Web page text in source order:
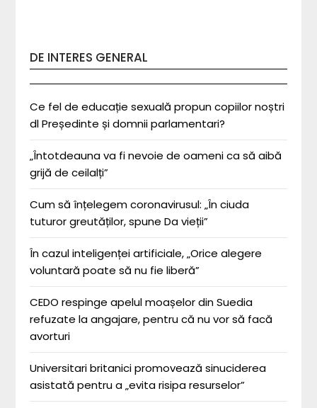
DE INTERES GENERAL
Ce fel de educație sexuală propun copiilor noștri
dl Președinte și domnii parlamentari?
„Întotdeauna va fi nevoie de oameni ca să aibă
grijă de ceilalți”
Cum să înțelegem coronavirusul: „În ciuda
tuturor greutăților, spune Da vieții”
În cazul inteligenței artificiale, „Orice alegere
voluntară poate să nu fie liberă”
CEDO respinge apelul moașelor din Suedia
refuzate la angajare, pentru că nu vor să facă
avorturi
Universitari britanici promovează sinuciderea
asistată pentru a „evita risipa resurselor”